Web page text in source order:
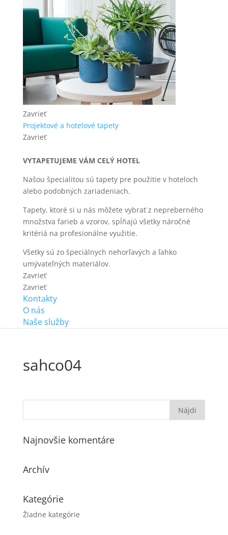
Zavrieť
Projektové a hotelové tapety
Zavrieť
VYTAPETUJEME VÁM CELÝ HOTEL
Našou špecialitou sú tapety pre použitie v hoteloch
alebo podobných zariadeniach.
Tapety, ktoré si u nás môžete vybrať z nepreberného
množstva farieb a vzorov, spĺňajú všetky náročné
kritériá na profesionálne využitie.
Všetky sú zo špeciálnych nehorľavých a ľahko
umývateľných materiálov.
Zavrieť
Zavrieť
Kontakty
O nás
Naše služby
sahco04
Najnovšie komentáre
Archív
Kategórie
Žiadne kategórie